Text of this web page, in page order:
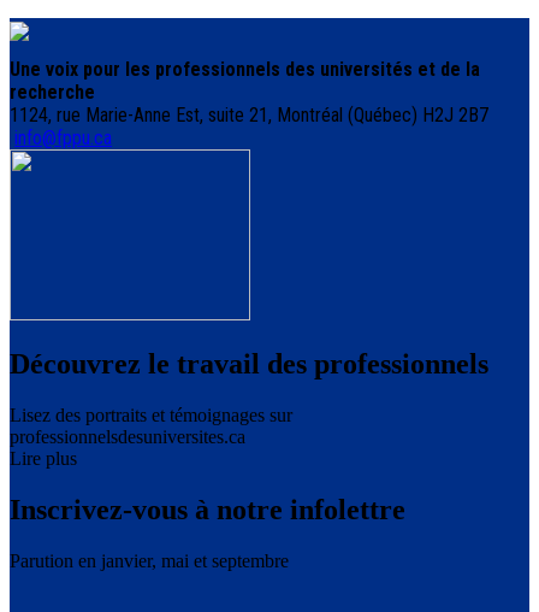
Une voix pour les professionnels des universités et de la
recherche
1124, rue Marie-Anne Est, suite 21, Montréal (Québec) H2J 2B7
info@fppu.ca
Découvrez le travail des professionnels
Lisez des portraits et témoignages sur
professionnelsdesuniversites.ca
Lire plus
Inscrivez-vous à notre infolettre
Parution en janvier, mai et septembre